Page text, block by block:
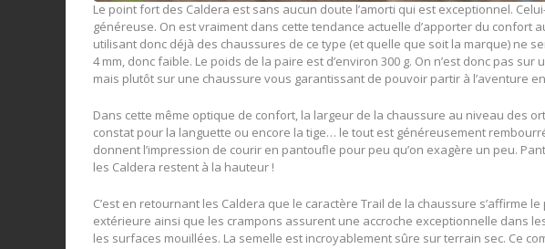
Le point fort des Caldera est sans aucun doute l’amorti qui est exceptionnel.
généreuse. On est vraiment dans cette tendance actuelle d’apporter du confort
utilisant donc déjà des chaussures de ce type (et quelle que soit la marque) ne
4 mm, donc faible. Le poids de la paire est d’environ 300 g. On n’est donc pas
mais plutôt sur une chaussure vous garantissant de pouvoir partir à l’aventure
Dans cette même optique de confort, la largeur de la chaussure au niveau des
constat pour la languette ou encore la tige… le tout est généreusement
donnent l’impression de courir en pantoufle pour peu qu’on exagère un peu.
les Caldera restent à la hauteur !
C’est en retournant les Caldera que le caractère Trail de la chaussure s’affirme
extérieure ainsi que les crampons assurent une accroche exceptionnelle dans
les surfaces mouillées. La semelle est incroyablement sûre sur terrain sec. Ce